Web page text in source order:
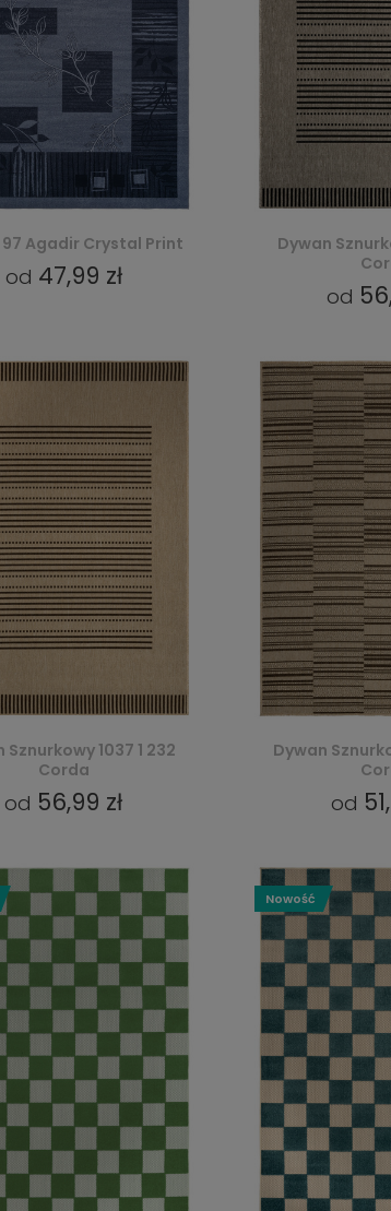
Agadir Crystal Print
od 47,99 zł
Dywan
od
Sznurkowy 1037 1 232
Corda
od 56,99 zł
Dywan
od
Nowość